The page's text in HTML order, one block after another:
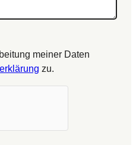
meiner Daten
zu.